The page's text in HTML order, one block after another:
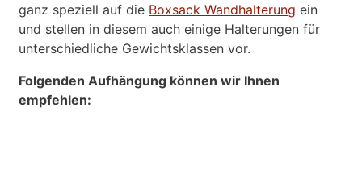
ganz speziell auf die Boxsack Wandhalterung ein
und stellen in diesem auch einige Halterungen für
unterschiedliche Gewichtsklassen vor.
Folgenden Aufhängung können wir Ihnen
empfehlen: